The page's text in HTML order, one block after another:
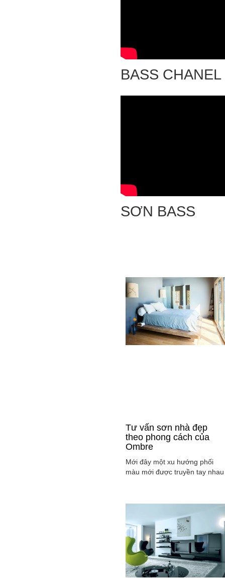
BASS CHANEL
SƠN BASS
Tư vấn sơn nhà đẹp
theo phong cách của
Ombre
Mới đây một xu hướng phối
màu mới được truyền tay nhau
Ombre, cách phối màu sắc tinh
tế sao cho màu sắc chuyển
từ tông nhạt sang đậm, từ
sang tối hay ngược lại. Cùng
tìm hiểu phong các này qua
việc ...